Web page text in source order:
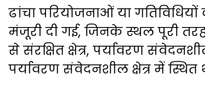
ढांचा परियोजनाओं या
मंजूरी दी गई, जिनके स्थल पूरी
से संरक्षित क्षेत्र, पर्यावरण
पर्यावरण संवेदनशील क्षेत्र में स्थित